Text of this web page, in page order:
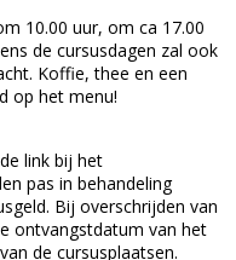
10.00 uur, om ca 17.00
de cursusdagen zal ook
Koffie, thee en een
op het menu!
link bij het
pas in behandeling
Bij overschrijden van
ontvangstdatum van het
de cursusplaatsen.